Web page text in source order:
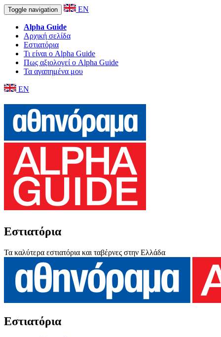
Toggle navigation EN
Alpha Guide
Αρχική σελίδα
Εστιατόρια
Τι είναι ο Alpha Guide
Πως αξιολογεί ο Alpha Guide
Τα αγαπημένα μου
EN
Εστιατόρια
Τα καλύτερα εστιατόρια και ταβέρνες στην Ελλάδα
Εστιατόρια